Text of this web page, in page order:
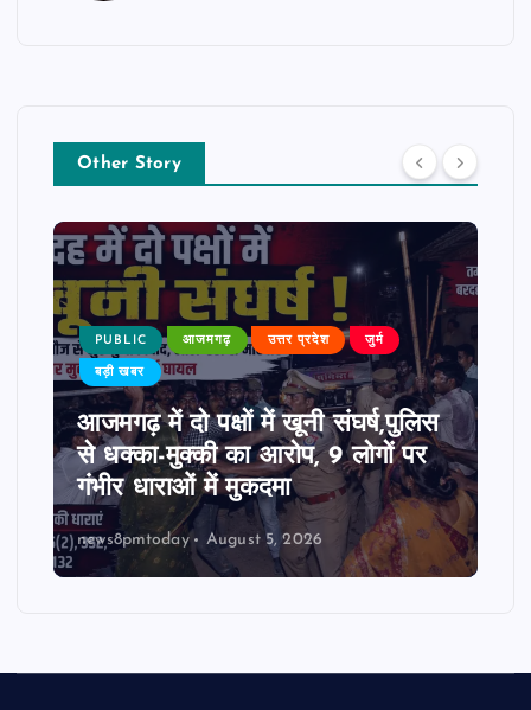
Other Story
PUBLIC आजमगढ़ उत्तर प्रदेश जुर्म
बड़ी खबर
आजमगढ़ में दो पक्षों में खूनी संघर्ष,पुलिस
से धक्का-मुक्की का आरोप, 9 लोगों पर
गंभीर धाराओं में मुकदमा
news8pmtoday August 5, 2026